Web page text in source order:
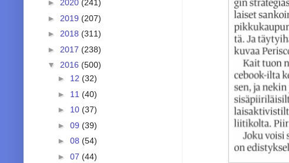
► 2020 (241)
► 2019 (207)
► 2018 (311)
► 2017 (238)
▼ 2016 (500)
► 12 (32)
► 11 (40)
► 10 (37)
► 09 (39)
► 08 (54)
► 07 (44)